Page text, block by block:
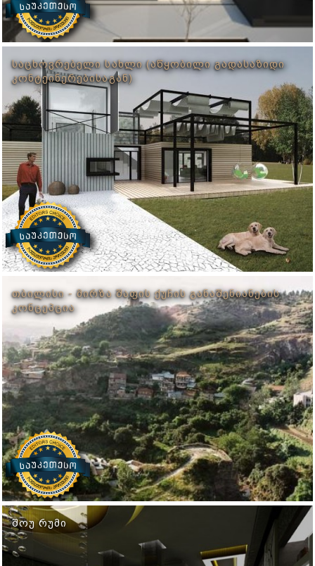
ᲡᲐᲪᲮᲝᲕᲠᲔᲑᲔᲚᲘ ᲡᲐᲮᲚᲘ (ᲐᲬᲧᲝᲑᲘᲚᲘ ᲒᲐᲓᲐᲡᲐᲖᲘᲓᲘ
ᲙᲝᲜᲢᲔᲘᲜᲔᲠᲔᲑᲘᲡᲐᲒᲐᲜ)
ᲗᲑᲘᲚᲘᲡᲘ - ᲛᲘᲠᲖᲐ ᲨᲐᲤᲘᲡ ᲥᲣᲩᲘᲡ ᲒᲐᲜᲐᲨᲔᲜᲘᲐᲜᲔᲑᲘᲡ
ᲙᲝᲜᲪᲔᲞᲪᲘᲐ
ᲨᲝᲣ ᲠᲣᲛᲘ